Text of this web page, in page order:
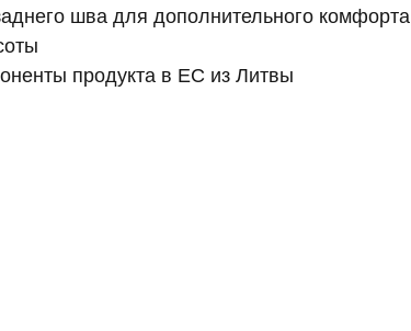
шва для дополнительного комфорта
продукта в ЕС из Литвы